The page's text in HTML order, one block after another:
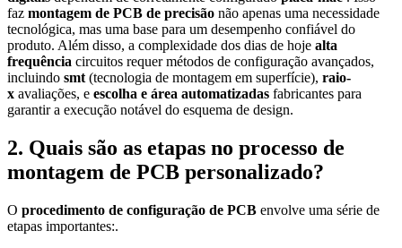
faz montagem de PCB de precisão não apenas uma necessidade
tecnológica, mas uma base para um desempenho confiável do
produto. Além disso, a complexidade dos dias de hoje alta
frequência circuitos requer métodos de configuração avançados,
incluindo smt(tecnologia de montagem em superfície), raio-
x avaliações, e escolha e área automatizadas fabricantes para
garantir a execução notável do esquema de design.
2. Quais são as etapas no processo de
montagem de PCB personalizado?
O procedimento de configuração de PCB envolve uma série de
etapas importantes:.